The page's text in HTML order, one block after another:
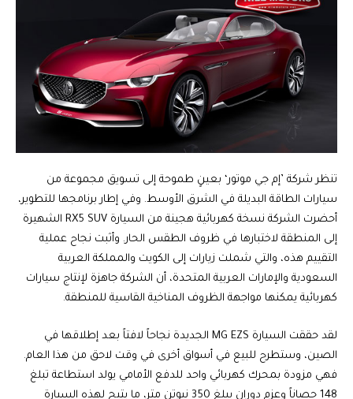
تنظر شركة ’إم جي موتور‘ بعينٍ طموحة إلى تسويق مجموعة من
سيارات الطاقة البديلة في الشرق الأوسط. وفي إطار برنامجها للتطوير،
أحضرت الشركة نسخة كهربائية هجينة من السيارة RX5 SUV الشهيرة
إلى المنطقة لاختبارها في ظروف الطقس الحار. وأثبت نجاح عملية
التقييم هذه، والتي شملت زيارات إلى الكويت والمملكة العربية
السعودية والإمارات العربية المتحدة، أن الشركة جاهزة لإنتاج سيارات
كهربائية يمكنها مواجهة الظروف المناخية القاسية للمنطقة.
لقد حققت السيارة MG EZS الجديدة نجاحاً لافتاً بعد إطلاقها في
الصين، وستطرح للبيع في أسواق أخرى في وقت لاحق من هذا العام.
فهي مزودة بمحرك كهربائي واحد للدفع الأمامي يولد استطاعة تبلغ
148 حصاناً وعزم دوران يبلغ 350 نيوتن متر، ما يتيح لهذه السيارة